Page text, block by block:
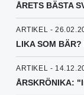
ÅRETS BÄSTA
ARTIKEL -
LIKA SOM
ARTIKEL -
ÅRSKRÖNIKA: